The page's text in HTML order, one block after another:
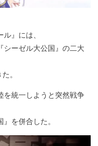
』には、
シーゼル大公国』の二大
。
を統一しようと突然戦争
を併合した。